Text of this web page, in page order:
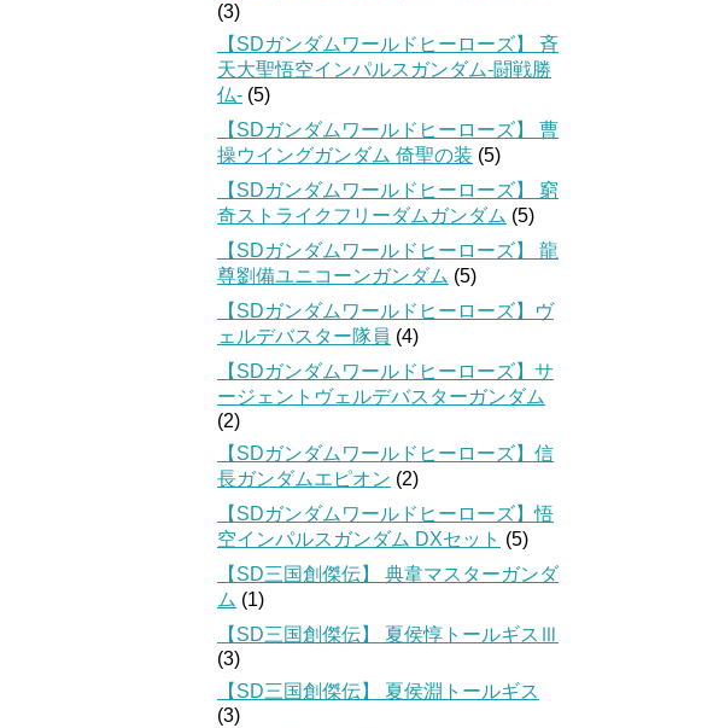
(3)
【SDガンダムワールドヒーローズ】 斉
天大聖悟空インパルスガンダム-闘戦勝
仏- (5)
【SDガンダムワールドヒーローズ】 曹
操ウイングガンダム 倚聖の装 (5)
【SDガンダムワールドヒーローズ】 窮
奇ストライクフリーダムガンダム (5)
【SDガンダムワールドヒーローズ】 龍
尊劉備ユニコーンガンダム (5)
【SDガンダムワールドヒーローズ】ヴ
ェルデバスター隊員 (4)
【SDガンダムワールドヒーローズ】サ
ージェントヴェルデバスターガンダム
(2)
【SDガンダムワールドヒーローズ】信
長ガンダムエピオン (2)
【SDガンダムワールドヒーローズ】悟
空インパルスガンダム DXセット (5)
【SD三国創傑伝】 典韋マスターガンダ
ム (1)
【SD三国創傑伝】 夏侯惇トールギスⅢ
(3)
【SD三国創傑伝】 夏侯淵トールギス
(3)